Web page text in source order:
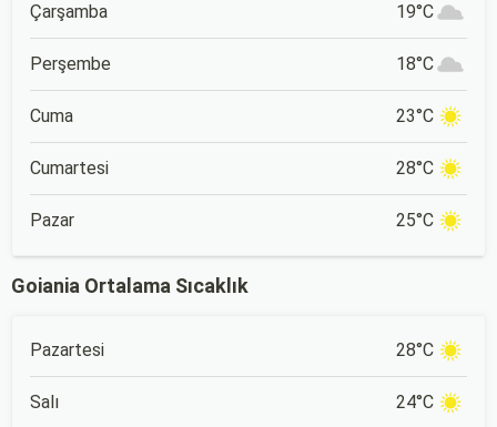
Çarşamba 19°C
Perşembe 18°C
Cuma 23°C
Cumartesi 28°C
Pazar 25°C
Goiania Ortalama Sıcaklık
Pazartesi 28°C
Salı 24°C